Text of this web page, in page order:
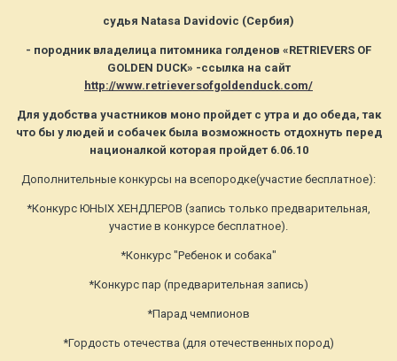
судья Natasa Davidovic (Сербия)
- породник владелица питомника голденов «RETRIEVERS OF
GOLDEN DUCK» -ссылка на сайт
http://www.retrieversofgoldenduck.com/
Для удобства участников моно пройдет с утра и до обеда, так
что бы у людей и собачек была возможность отдохнуть перед
националкой которая пройдет 6.06.10
Дополнительные конкурсы на всепородке(участие бесплатное):
*Конкурс ЮНЫХ ХЕНДЛЕРОВ (запись только предварительная,
участие в конкурсе бесплатное).
*Конкурс "Ребенок и собака"
*Конкурс пар (предварительная запись)
*Парад чемпионов
*Гордость отечества (для отечественных пород)